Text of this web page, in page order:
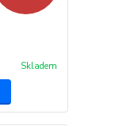
Skladem